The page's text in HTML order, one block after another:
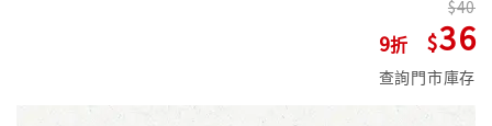
9
40
36
查詢門市庫存